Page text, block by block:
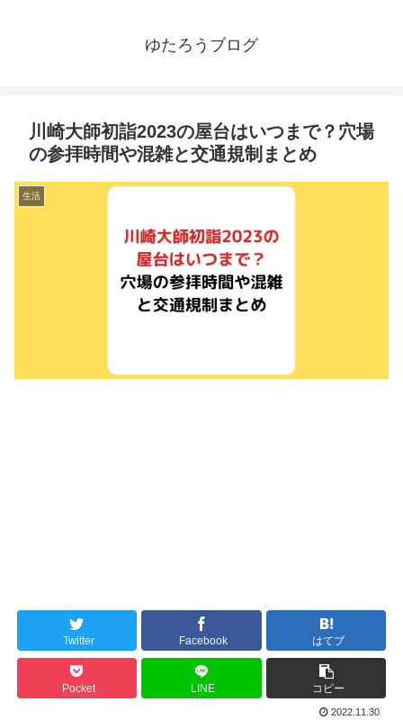
ゆたろうブログ
川崎大師初詣2023の屋台はいつまで？穴場
の参拝時間や混雑と交通規制まとめ
生活
Twitter Facebook はてブ
Pocket LINE コピー
2022.11.30